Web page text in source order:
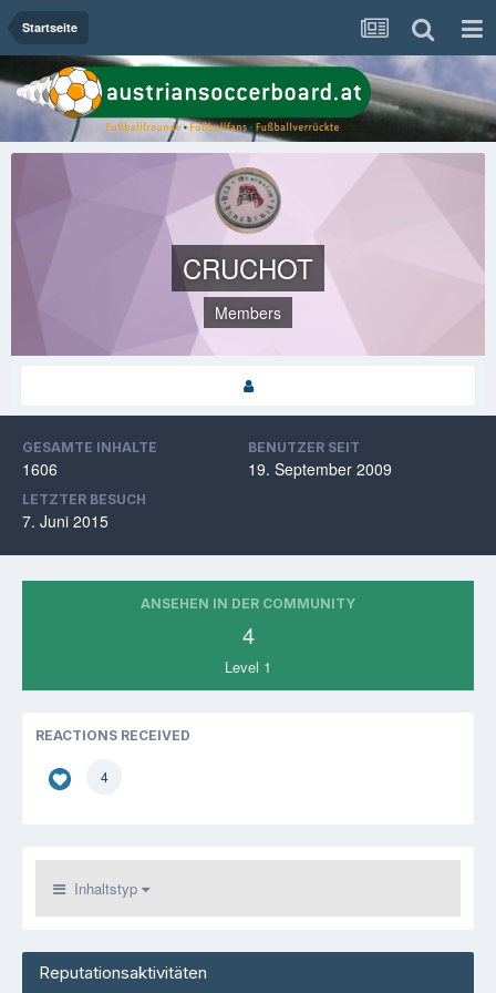
Startseite
CRUCHOT
Members
GESAMTE INHALTE
1606
BENUTZER SEIT
19. September 2009
LETZTER BESUCH
7. Juni 2015
ANSEHEN IN DER COMMUNITY
4
Level 1
REACTIONS RECEIVED
4
Inhaltstyp
Reputationsaktivitäten